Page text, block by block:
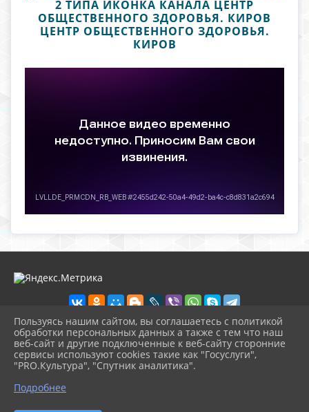
2 ТИПА ИКОНКА КАНАЛА ЦЕНТР
ОБЩЕСТВЕННОГО ЗДОРОВЬЯ. КИРОВ
ЦЕНТР ОБЩЕСТВЕННОГО ЗДОРОВЬЯ.
КИРОВ
2026 г. nolinsk-museum.ru
Вход
Карта сайта
Политика обработки персональных данных
Сделано на KubCMS
Пользуясь нашим сайтом, вы соглашаетесь с политикой
обработки персональных данных а также с тем что наш
веб-сайт и другие подключенные к веб-сайту сторонние
сервисы используют cookies такие как "Госуслуги",
"PRO.Культура", "Спутник аналитика".
Подробнее